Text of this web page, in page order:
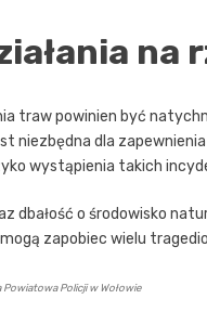
traw powinien być
niezbędna dla
wystąpienia takich
dbałość o środowisko
zapobiec wielu
Policji w Wołowie